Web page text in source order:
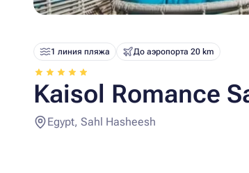
1 линия пляжа До аэропорта 20 km
Kaisol Romance
Egypt, Sahl Hasheesh